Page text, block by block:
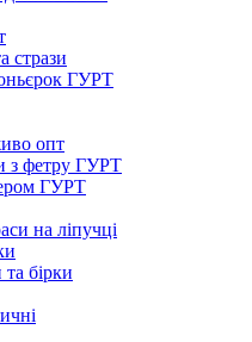
стрази
ГУРТ
опт
з фетру ГУРТ
ГУРТ
на ліпучці
бірки